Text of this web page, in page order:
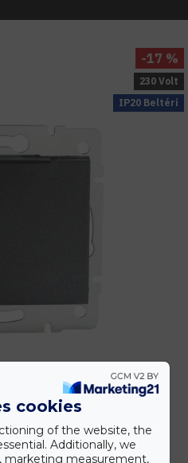
IP20 Beltéri
230 Volt
-17 %
cookies
of the website, the
Additionally, we
marketing measurement,